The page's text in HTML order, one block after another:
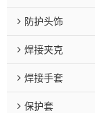
防护头饰
焊接夹克
焊接手套
保护套